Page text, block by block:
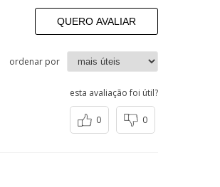
QUERO AVALIAR
ordenar por
esta avaliação foi útil?
0 0